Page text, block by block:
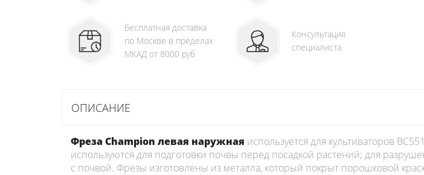
Бесплатная доставка
по Москве в пределах
МКАД от 8000 руб
Консультация
специалиста
ОПИСАНИЕ
Фреза Champion левая наружная используется для культиваторов
используются для подготовки почвы перед посадкой растений; для
с почвой. Фрезы изготовлены из металла, который покрыт порошковой